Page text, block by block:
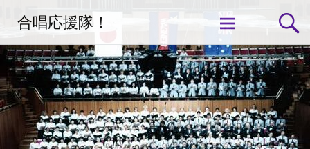
ン
ツ
へ
ス
合唱応援隊！